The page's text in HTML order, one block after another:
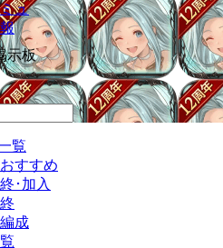
ュ
示板
覧
すすめ
･加入
成